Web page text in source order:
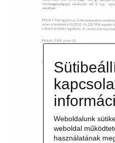
Weboldalunk
weboldal
használatának